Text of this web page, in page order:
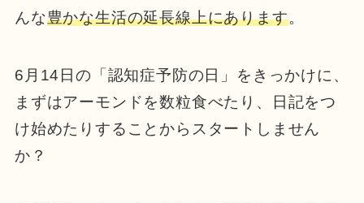
んな豊かな生活の延長線上にあります。
6月14日の「認知症予防の日」をきっかけに、
まずはアーモンドを数粒食べたり、日記をつ
け始めたりすることからスタートしません
か？